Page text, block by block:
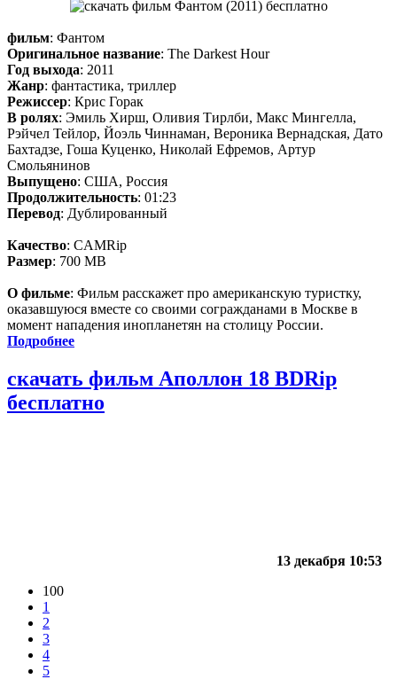
фильм: Фантом
Оригинальное название: The Darkest Hour
Год выхода: 2011
Жанр: фантастика, триллер
Режиссер: Крис Горак
В ролях: Эмиль Хирш, Оливия Тирлби, Макс Мингелла,
Рэйчел Тейлор, Йоэль Чиннаман, Вероника Вернадская, Дато
Бахтадзе, Гоша Куценко, Николай Ефремов, Артур
Смольянинов
Выпущено: США, Россия
Продолжительность: 01:23
Перевод: Дублированный
Качество: CAMRip
Размер: 700 MB
О фильме: Фильм расскажет про американскую туристку,
оказавшуюся вместе со своими согражданами в Москве в
момент нападения инопланетян на столицу России.
Подробнее
скачать фильм Аполлон 18 BDRip
бесплатно
13 декабря 10:53
100
1
2
3
4
5